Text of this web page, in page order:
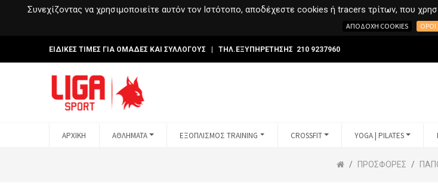
Συνεχίζοντας να χρησιμοποιείτε αυτόν τον Ιστότοπο, αποδέχεστε cookies ή tracers τρίτων, που
ΑΠΟΔΟΧΉ COOKIES ΌΡΟΙ
ΕΙΔΙΚΕΣ ΤΙΜΕΣ ΓΙΑ ΟΜΑΔΕΣ ΚΑΙ ΣΥΛΛΟΓΟΥΣ | ΤΗΛ.ΕΞΥΠΗΡΕΤΗΣΗΣ 210 9237960
ΑΡΧΙΚΗ ΑΘΛΗΜΑΤΑ ΕΞΟΠΛΙΣΜΟΣ TRAINING CROSSFIT YOGA | PILATES
ΠΡΟΣΦΟΡΕΣ